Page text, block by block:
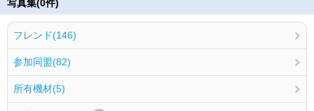
写真集(0件)
フレンド(146)
参加同盟(82)
所有機材(5)